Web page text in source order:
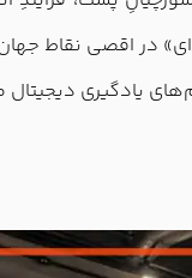
در اقصی‌ نقاط
یادگیری